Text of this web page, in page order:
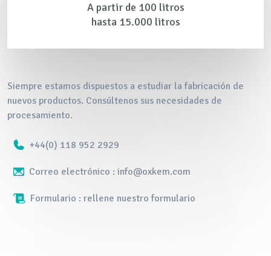
A partir de 100 litros
hasta 15.000 litros
Siempre estamos dispuestos a estudiar la fabricación de
nuevos productos. Consúltenos sus necesidades de
procesamiento.
+44(0) 118 952 2929
Correo electrónico : info@oxkem.com
Formulario : rellene nuestro formulario